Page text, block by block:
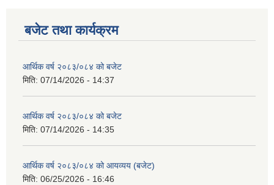
बजेट तथा कार्यक्रम
आर्थिक वर्ष २०८३/०८४ को बजेट
मिति: 07/14/2026 - 14:37
आर्थिक वर्ष २०८३/०८४ को बजेट
मिति: 07/14/2026 - 14:35
आर्थिक वर्ष २०८३/०८४ को आयव्यय (बजेट)
मिति: 06/25/2026 - 16:46